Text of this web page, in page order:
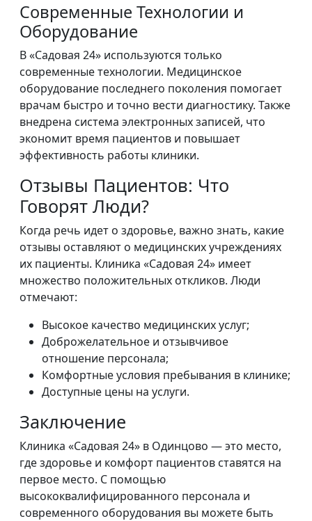
Современные Технологии и
Оборудование
В «Садовая 24» используются только
современные технологии. Медицинское
оборудование последнего поколения помогает
врачам быстро и точно вести диагностику. Также
внедрена система электронных записей, что
экономит время пациентов и повышает
эффективность работы клиники.
Отзывы Пациентов: Что
Говорят Люди?
Когда речь идет о здоровье, важно знать, какие
отзывы оставляют о медицинских учреждениях
их пациенты. Клиника «Садовая 24» имеет
множество положительных откликов. Люди
отмечают:
Высокое качество медицинских услуг;
Доброжелательное и отзывчивое
отношение персонала;
Комфортные условия пребывания в клинике;
Доступные цены на услуги.
Заключение
Клиника «Садовая 24» в Одинцово — это место,
где здоровье и комфорт пациентов ставятся на
первое место. С помощью
высококвалифицированного персонала и
современного оборудования вы можете быть